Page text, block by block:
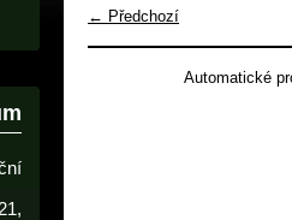
← Předchozí
Automatické